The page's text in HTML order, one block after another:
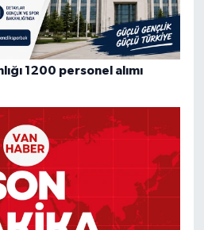
1200 personel alımı